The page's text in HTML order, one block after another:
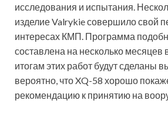
исследования и испытания.
изделие Valrykie совершило свой
интересах КМП. Программа
составлена на несколько месяцев
итогам этих работ будут сделаны
вероятно, что XQ-58 хорошо
рекомендацию к принятию на